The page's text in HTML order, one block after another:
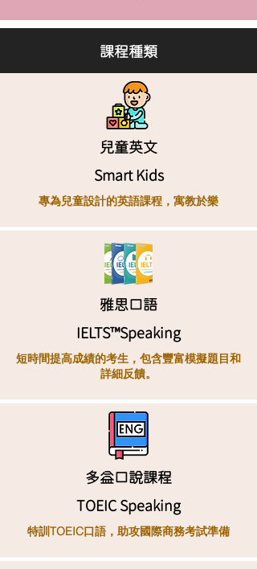
​課程種類
兒童英文
Smart Kids
專為兒童設計的英語課程，寓教於樂
雅思口語
IELTS™Speaking
短時間提高成績的考生，包含豐富模擬題目和
詳細反饋。
多益口說課程
TOEIC Speaking
特訓TOEIC口語，助攻國際商務考試準備